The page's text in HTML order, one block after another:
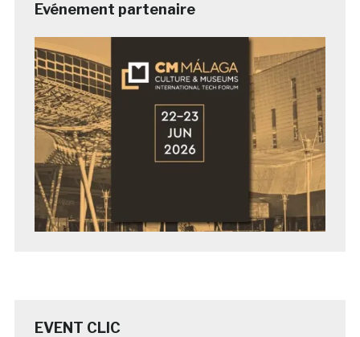
Evénement partenaire
EVENT CLIC